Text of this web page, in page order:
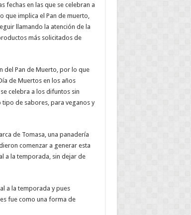
fechas en las que se celebran a
que implica el Pan de muerto,
llamando la atención de la
más solicitados de
del Pan de Muerto, por lo que
de Muertos en los años
celebra a los difuntos sin
tipo de sabores, para veganos y
de Tomasa, una panadería
comenzar a generar esta
a la temporada, sin dejar de
a la temporada y pues
fue como una forma de